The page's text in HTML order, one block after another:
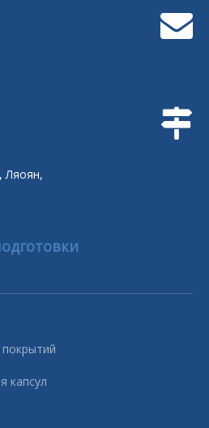
Ляоян,
капсул